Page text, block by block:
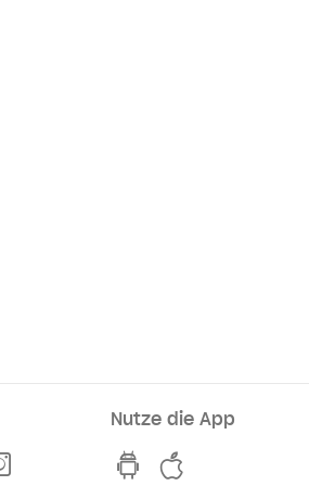
Nutze die App
hvv switch App